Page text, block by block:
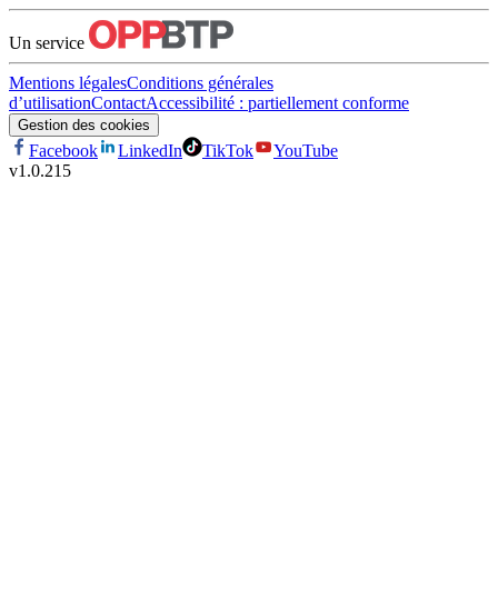
Un service
Mentions légalesConditions générales
d’utilisationContactAccessibilité : partiellement conforme
Gestion des cookies
Facebook LinkedIn TikTok
YouTube
v1.0.215